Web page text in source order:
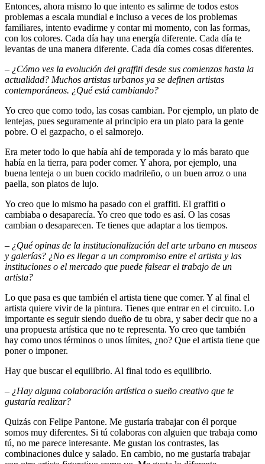
Entonces, ahora mismo lo que intento es salirme de todos estos
problemas a escala mundial e incluso a veces de los problemas
familiares, intento evadirme y contar mi momento, con las formas,
con los colores. Cada día hay una energía diferente. Cada día te
levantas de una manera diferente. Cada día comes cosas diferentes.
– ¿Cómo ves la evolución del graffiti desde sus comienzos hasta la
actualidad? Muchos artistas urbanos ya se definen artistas
contemporáneos. ¿Qué está cambiando?
Yo creo que como todo, las cosas cambian. Por ejemplo, un plato de
lentejas, pues seguramente al principio era un plato para la gente
pobre. O el gazpacho, o el salmorejo.
Era meter todo lo que había ahí de temporada y lo más barato que
había en la tierra, para poder comer. Y ahora, por ejemplo, una
buena lenteja o un buen cocido madrileño, o un buen arroz o una
paella, son platos de lujo.
Yo creo que lo mismo ha pasado con el graffiti. El graffiti o
cambiaba o desaparecía. Yo creo que todo es así. O las cosas
cambian o desaparecen. Te tienes que adaptar a los tiempos.
– ¿Qué opinas de la institucionalización del arte urbano en museos
y galerías? ¿No es llegar a un compromiso entre el artista y las
instituciones o el mercado que puede falsear el trabajo de un
artista?
Lo que pasa es que también el artista tiene que comer. Y al final el
artista quiere vivir de la pintura. Tienes que entrar en el circuito. Lo
importante es seguir siendo dueño de tu obra, y saber decir que no a
una propuesta artística que no te representa. Yo creo que también
hay como unos términos o unos límites, ¿no? Que el artista tiene que
poner o imponer.
Hay que buscar el equilibrio. Al final todo es equilibrio.
– ¿Hay alguna colaboración artística o sueño creativo que te
gustaría realizar?
Quizás con Felipe Pantone. Me gustaría trabajar con él porque
somos muy diferentes. Si tú colaboras con alguien que trabaja como
tú, no me parece interesante. Me gustan los contrastes, las
combinaciones dulce y salado. En cambio, no me gustaría trabajar